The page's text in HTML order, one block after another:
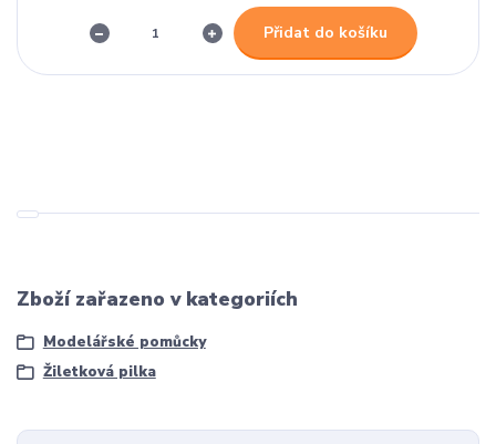
Přidat do košíku
Zboží zařazeno v kategoriích
Modelářské pomůcky
Žiletková pilka